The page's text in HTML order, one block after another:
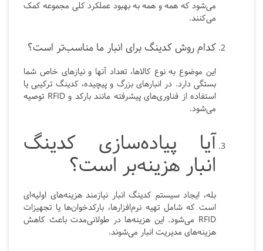
می‌شود که همه و همه به بهبود عملکرد کلی مجموعه کمک
می‌کنند.
کدام روش کدینگ برای انبار ما مناسب‌تر است؟
این موضوع به نوع کالاها، تعداد آنها و نیازهای خاص شما
بستگی دارد. در انبارهای بزرگ و پیچیده، کدینگ ترکیبی یا
استفاده از فناوری‌های پیشرفته مانند بارکد و RFID توصیه
می‌شود.
آیا پیاده‌سازی کدینگ
انبار هزینه‌بر است؟
بله، ایجاد سیستم کدینگ انبار نیازمند هزینه‌های اولیه‌ای
است که شامل تهیه نرم‌افزارها، بارکدخوان‌ها یا تجهیزات
RFID می‌شود. این هزینه‌ها در طولانی‌مدت باعث کاهش
هزینه‌های مدیریت انبار می‌شوند.